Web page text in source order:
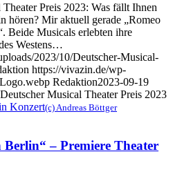
Preis 2023: Was fällt Ihnen
hören? Mir aktuell gerade „Romeo
Beide Musicals erlebten ihre
Westens…
2023/10/Deutscher-Musical-
https://vivazin.de/wp-
Redaktion2023-09-19
Deutscher Musical Theater Preis 2023
(c) Andreas Böttger
– Premiere Theater